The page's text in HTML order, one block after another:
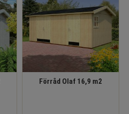
Förråd Olaf 16,9 m2